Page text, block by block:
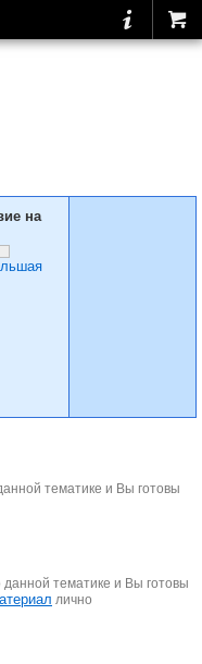
на
тематике и Вы готовы
тематике и Вы готовы
лично